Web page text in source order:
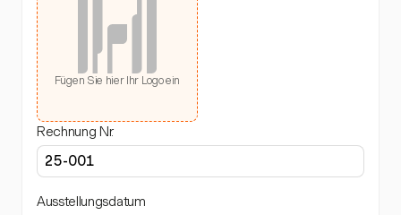
Fügen Sie hier Ihr Logo ein
Rechnung Nr.
Ausstellungsdatum